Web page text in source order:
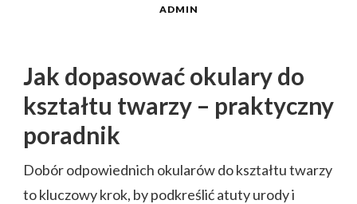
ADMIN
Jak dopasować okulary do
kształtu twarzy – praktyczny
poradnik
Dobór odpowiednich okularów do kształtu twarzy
to kluczowy krok, by podkreślić atuty urody i